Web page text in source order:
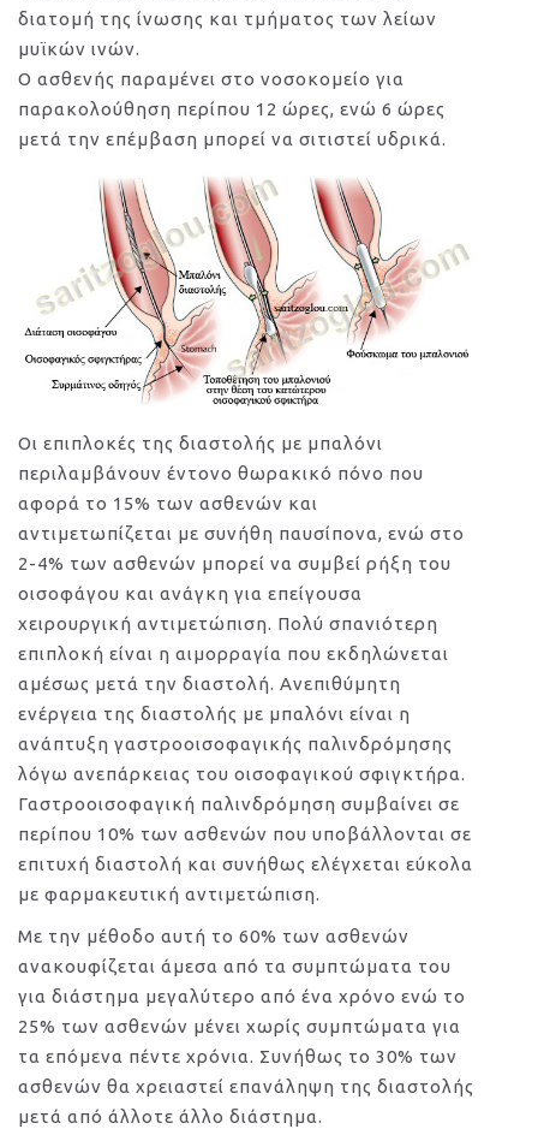
διατομή της ίνωσης και τμήματος των λείων
μυϊκών ινών.
Ο ασθενής παραμένει στο νοσοκομείο για
παρακολούθηση περίπου 12 ώρες, ενώ 6 ώρες
μετά την επέμβαση μπορεί να σιτιστεί υδρικά.
Οι επιπλοκές της διαστολής με μπαλόνι
περιλαμβάνουν έντονο θωρακικό πόνο που
αφορά το 15% των ασθενών και
αντιμετωπίζεται με συνήθη παυσίπονα, ενώ στο
2-4% των ασθενών μπορεί να συμβεί ρήξη του
οισοφάγου και ανάγκη για επείγουσα
χειρουργική αντιμετώπιση. Πολύ σπανιότερη
επιπλοκή είναι η αιμορραγία που εκδηλώνεται
αμέσως μετά την διαστολή. Ανεπιθύμητη
ενέργεια της διαστολής με μπαλόνι είναι η
ανάπτυξη γαστροοισοφαγικής παλινδρόμησης
λόγω ανεπάρκειας του οισοφαγικού σφιγκτήρα.
Γαστροοισοφαγική παλινδρόμηση συμβαίνει σε
περίπου 10% των ασθενών που υποβάλλονται σε
επιτυχή διαστολή και συνήθως ελέγχεται εύκολα
με φαρμακευτική αντιμετώπιση.
Με την μέθοδο αυτή το 60% των ασθενών
ανακουφίζεται άμεσα από τα συμπτώματα του
για διάστημα μεγαλύτερο από ένα χρόνο ενώ το
25% των ασθενών μένει χωρίς συμπτώματα για
τα επόμενα πέντε χρόνια. Συνήθως το 30% των
ασθενών θα χρειαστεί επανάληψη της διαστολής
μετά από άλλοτε άλλο διάστημα.